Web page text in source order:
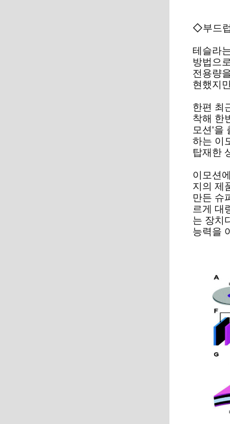
◇부드
테슬라
방법으
전용량
현했지
한편 최
착해 한
모션'을
하는 이
탑재한
이모션
지의 제
만든 슈
르게 대
는 장치
능력을